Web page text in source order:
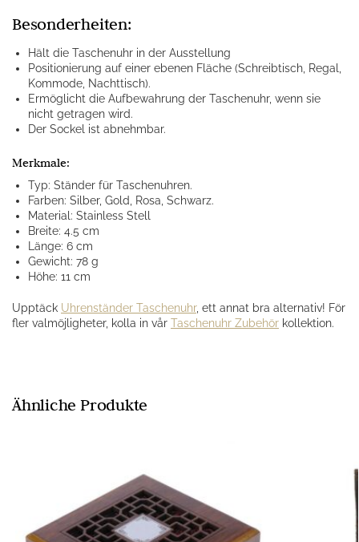
Besonderheiten:
Hält die Taschenuhr in der Ausstellung
Positionierung auf einer ebenen Fläche (Schreibtisch, Regal,
Kommode, Nachttisch).
Ermöglicht die Aufbewahrung der Taschenuhr, wenn sie
nicht getragen wird.
Der Sockel ist abnehmbar.
Merkmale:
Typ: Ständer für Taschenuhren.
Farben: Silber, Gold, Rosa, Schwarz.
Material: Stainless Stell
Breite: 4.5 cm
Länge: 6 cm
Gewicht: 78 g
Höhe: 11 cm
Upptäck Uhrenständer Taschenuhr, ett annat bra alternativ! För
fler valmöjligheter, kolla in vår Taschenuhr Zubehör kollektion.
Ähnliche Produkte